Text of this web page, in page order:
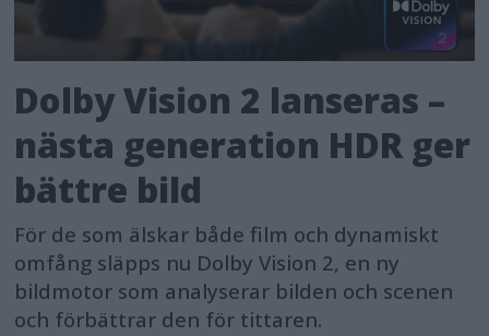
Dolby Vision 2 lanseras –
nästa generation HDR ger
bättre bild
För de som älskar både film och dynamiskt
omfång släpps nu Dolby Vision 2, en ny
bildmotor som analyserar bilden och scenen
och förbättrar den för tittaren.